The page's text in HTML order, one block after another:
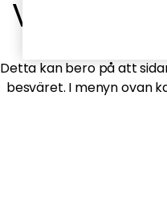
Vi hittar
Detta kan bero på att
besväret. I menyn ovan